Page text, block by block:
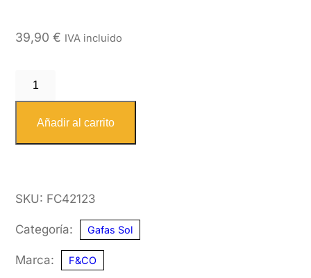
39,90€ IVA incluido
F&CO
4212
Añadir al carrito
SKU: FC42123
Categoría: Gafas Sol
Marca: F&CO